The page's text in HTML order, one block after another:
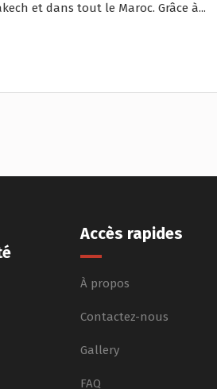
et dans tout le Maroc. Grâce à...
Accès rapides
À propos
Contactez-nous
Gallery
FAQ